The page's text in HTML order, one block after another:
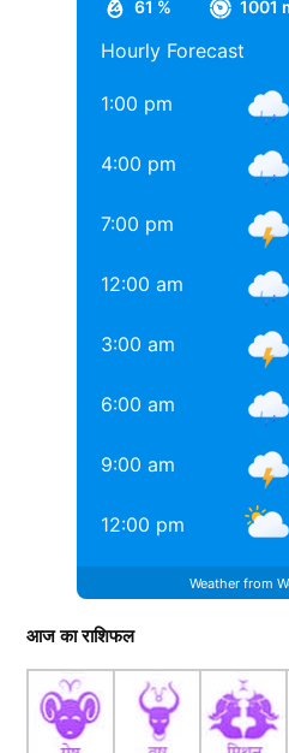
ऑफ कॉमर्स एंड इकोनॉमिक्स से
साथ अनिल थडानी, करण जौहर
Daughters of Bollywood
खूबसूरत? इन 3 बॉलीवुड एक्ट्रेसेस
बॉलीवुड की 3 सबसे बड़ी हीरोइन्स
नाचती थीं, नाम जानकर होगी हैरानी
61 % 1001
Hourly Forecast
1:00 pm
4:00 pm
7:00 pm
12:00 am
3:00 am
6:00 am
9:00 am
12:00 pm
Weather from
आज का राशिफल